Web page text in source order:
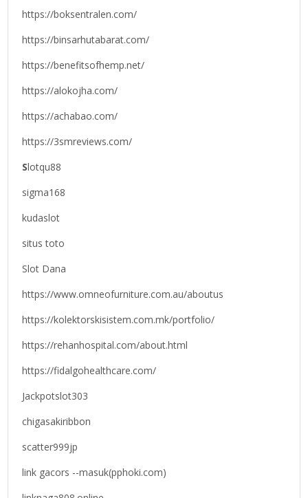
https://boksentralen.com/
https://binsarhutabarat.com/
https://benefitsofhemp.net/
https://alokojha.com/
https://achabao.com/
https://3smreviews.com/
Slotqu88
sigma168
kudaslot
situs toto
Slot Dana
https://www.omneofurniture.com.au/aboutus
https://kolektorskisistem.com.mk/portfolio/
https://rehanhospital.com/about.html
https://fidalgohealthcare.com/
Jackpotslot303
chigasakiribbon
scatter999jp
link gacors --masuk(pphoki.com)